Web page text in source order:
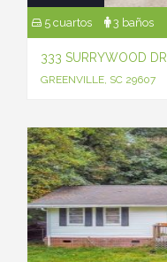
5 cuartos 3 baños
333 SURRYWOOD DR
GREENVILLE, SC 29607